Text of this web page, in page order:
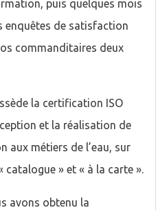
puis quelques mois
enquêtes de satisfaction
commanditaires deux
la certification ISO
et la réalisation de
aux métiers de l’eau, sur
» et « à la carte ».
avons obtenu la